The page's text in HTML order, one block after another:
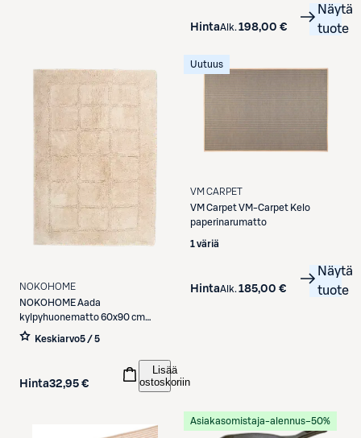
HintaAlk. 198,00 €
Näytä
tuote
NOKOHOME
NOKOHOMEAada
kylpyhuonematto 60x90 cm
beige
Keskiarvo5 / 5
Hinta32,95 €
Lisää
ostoskoriin
Uutuus
VM CARPET
VM CarpetVM-Carpet Kelo
paperinarumatto
1 väriä
HintaAlk. 185,00 €
Näytä
tuote
Asiakasomistaja-alennus−50%